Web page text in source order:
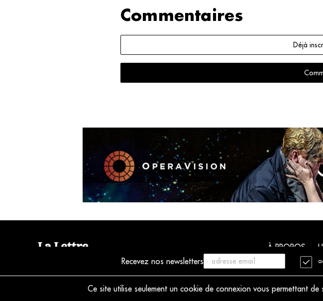
Recevez nos newsletters
Ce site utilise seulement un cookie de connexion vous permettant
Commentaires
Déjà
À PROPOS